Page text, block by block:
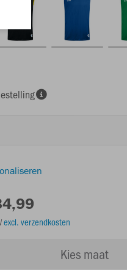
excl. verzendkosten
Kies maat